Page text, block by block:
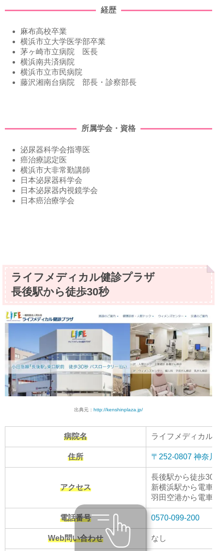
経歴
麻布高校卒業
横浜市立大学医学部卒業
茅ヶ崎市立病院 医長
横浜南共済病院
横浜市立市民病院
藤沢湘南台病院 部長・診察部長
所属学会・資格
泌尿器科学会指導医
癌治療認定医
横浜市大非常勤講師
日本泌尿器科学会
日本泌尿器内視鏡学会
日本癌治療学会
ライフメディカル健診プラザ
長後駅から徒歩30秒
出典元： http://kenshinplaza.jp/
病院名 ライフメディカル
住所 〒252-0807 神奈
アクセス
長後駅から徒歩30
新横浜駅から電車
羽田空港から電車
電話番号 0570-099-200
Web問い合わせ なし